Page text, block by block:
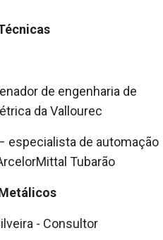
de engenharia de
da Vallourec
especialista de automação
Tubarão
- Consultor